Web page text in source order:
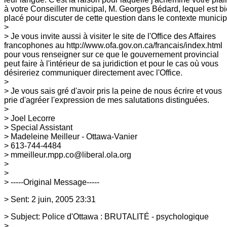
à votre Conseiller municipal, M. Georges Bédard, lequel est
placé pour discuter de cette question dans le contexte
>
> Je vous invite aussi à visiter le site de l'Office des Affaires
francophones au http://www.ofa.gov.on.ca/francais/index.html
pour vous renseigner sur ce que le gouvernement provincial
peut faire à l'intérieur de sa juridiction et pour le cas où vous
désireriez communiquer directement avec l'Office.
>
> Je vous sais gré d'avoir pris la peine de nous écrire et vous
prie d'agréer l'expression de mes salutations distinguées.
>
> Joel Lecorre
> Special Assistant
> Madeleine Meilleur - Ottawa-Vanier
> 613-744-4484
> mmeilleur.mpp.co@liberal.ola.org
>
>
> -----Original Message-----
> Sent: 2 juin, 2005 23:31
> Subject: Police d'Ottawa : BRUTALITÉ - psychologique